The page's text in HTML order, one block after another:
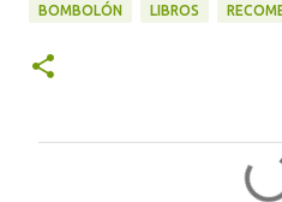
BOMBOLÓN LIBROS